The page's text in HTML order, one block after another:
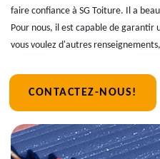
faire confiance à SG Toiture. Il a
Pour nous, il est capable de garantir
vous voulez d'autres
CONTACTEZ-NOUS!